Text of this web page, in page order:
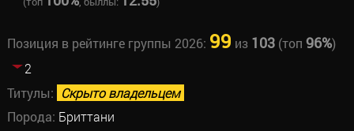
Позиция в рейтинге группы 2026: 99 из 103(топ 96%)
2
Титулы: Скрыто владельцем
Порода: Бриттани